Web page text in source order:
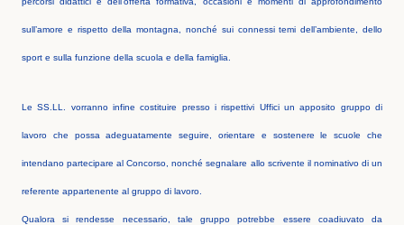
sull’amore e rispetto della montagna, nonché sui connessi temi dell’ambiente, dello
sport e sulla funzione della scuola e della famiglia.
Le SS.LL. vorranno infine costituire presso i rispettivi Uffici un apposito gruppo di
lavoro che possa adeguatamente seguire, orientare e sostenere le scuole che
intendano partecipare al Concorso, nonché segnalare allo scrivente il nominativo di un
referente appartenente al gruppo di lavoro.
Qualora si rendesse necessario, tale gruppo potrebbe essere coadiuvato da